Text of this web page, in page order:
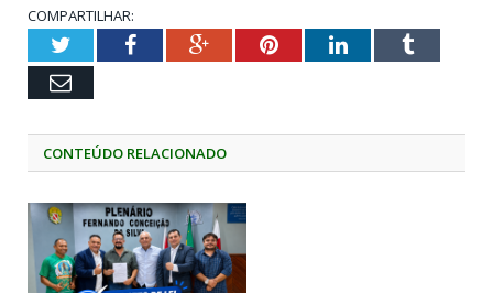
COMPARTILHAR:
TwitterFacebookGoogle+PinterestLinkedInTumblr
Email
CONTEÚDO RELACIONADO